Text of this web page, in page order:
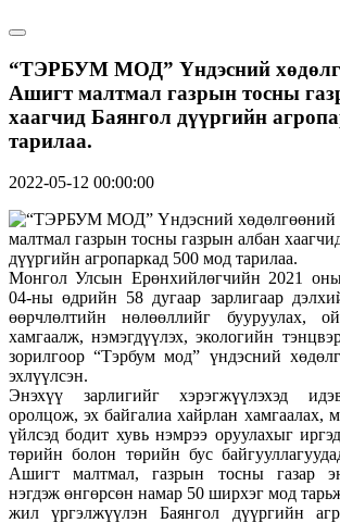
“ТЭРБУМ МОД” Үндэсний
Ашигт малтмал газрын тосны
хаагчид Баянгол дүүргийн
тарилаа.
2022-05-12 00:00:00
Монгол Улсын Ерөнхийлөгчийн 2021
04-ны өдрийн 58 дугаар зарлигаар
өөрчлөлтийн нөлөөллийг бууруулах,
хамгаалж, нэмэгдүүлэх, экологийн
зорилгоор “Тэрбум мод” үндэсний
эхлүүлсэн.
Энэхүү зарлигийг хэрэгжүүлэхэд
оролцож, эх байгалиа хайрлан хамгаалах,
үйлсэд бодит хувь нэмрээ оруулахыг
төрийн болон төрийн бус
Ашигт малтмал, газрын тосны газар
нэгдэж өнгөрсөн намар 50 ширхэг мод
жил үргэлжүүлэн Баянгол дүүргийн